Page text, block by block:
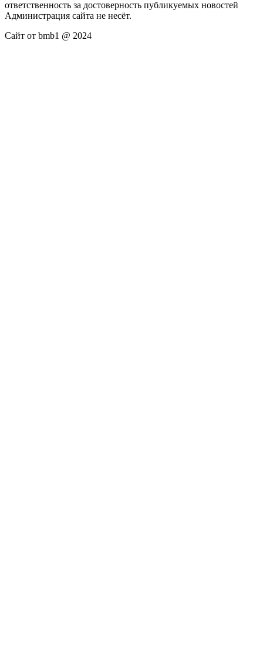
ответственность за достоверность публикуемых новостей
Администрация сайта не несёт.
Сайт от bmb1 @ 2024